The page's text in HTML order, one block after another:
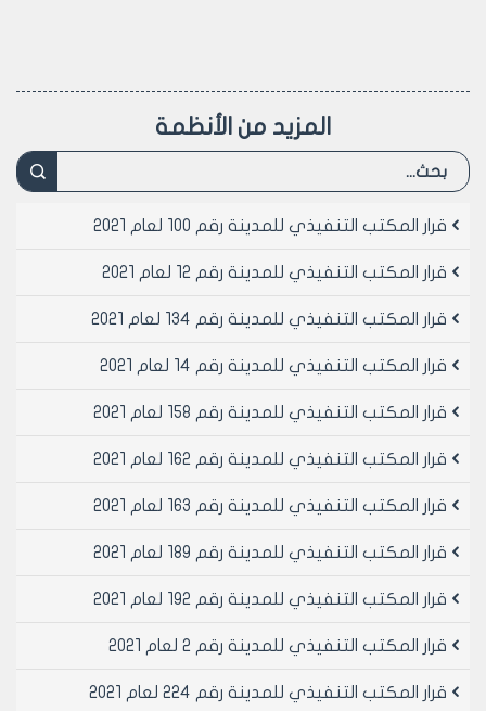
 سند تعهد يتضمن قبول الموافقة المؤقتة ،وضرورة
الموافقة المؤقتة الممنوحة وعدم المطالبة بأي تعويض أو
عطل و ضرر عند إلغاء الموافقة المؤقتة أو عدم تجديدها.
31/5/2020 لممارسة مهنة بيع و شراء السيارات المستعملة
ليرة سورية ، لصالح مجلس مدينة حلب للمكاتب التي وفت
السابقة وذلك لقاء وقوف ثلاثة سيارات أمام المكتب.
وفق قرارات المكتب التنفيذي لمجلس المدينة السابقة لا
يتم منحها الموافقة المؤقتة قبل تبرئة الذمه حسب القرار
الإنذار الذي قامت به مجموعات الرقابة الصناعية في
مادة 5- يجب التقيد التام بالأنظمة و القوانين المرورية ، و
مخالف لتلك الأنظمة، وعدم الوقوف يشكل عرضاني وعدم
بالشمع الأحمر لمدة خمسة عشر يوماً ، و إلغاء الموافقة
المزيد من الأنظمة
قرار المكتب التنفيذي للمدينة رقم 100 لعام 2021
قرار المكتب التنفيذي للمدينة رقم 12 لعام 2021
قرار المكتب التنفيذي للمدينة رقم 134 لعام 2021
قرار المكتب التنفيذي للمدينة رقم 14 لعام 2021
قرار المكتب التنفيذي للمدينة رقم 158 لعام 2021
قرار المكتب التنفيذي للمدينة رقم 162 لعام 2021
قرار المكتب التنفيذي للمدينة رقم 163 لعام 2021
قرار المكتب التنفيذي للمدينة رقم 189 لعام 2021
قرار المكتب التنفيذي للمدينة رقم 192 لعام 2021
قرار المكتب التنفيذي للمدينة رقم 2 لعام 2021
قرار المكتب التنفيذي للمدينة رقم 224 لعام 2021